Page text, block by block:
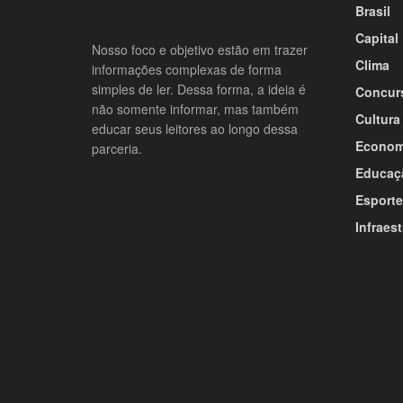
Nosso foco e objetivo estão em trazer
informações complexas de forma
simples de ler. Dessa forma, a ideia é
não somente informar, mas também
educar seus leitores ao longo dessa
parceria.
Brasil
Capital
Clima
Cultura